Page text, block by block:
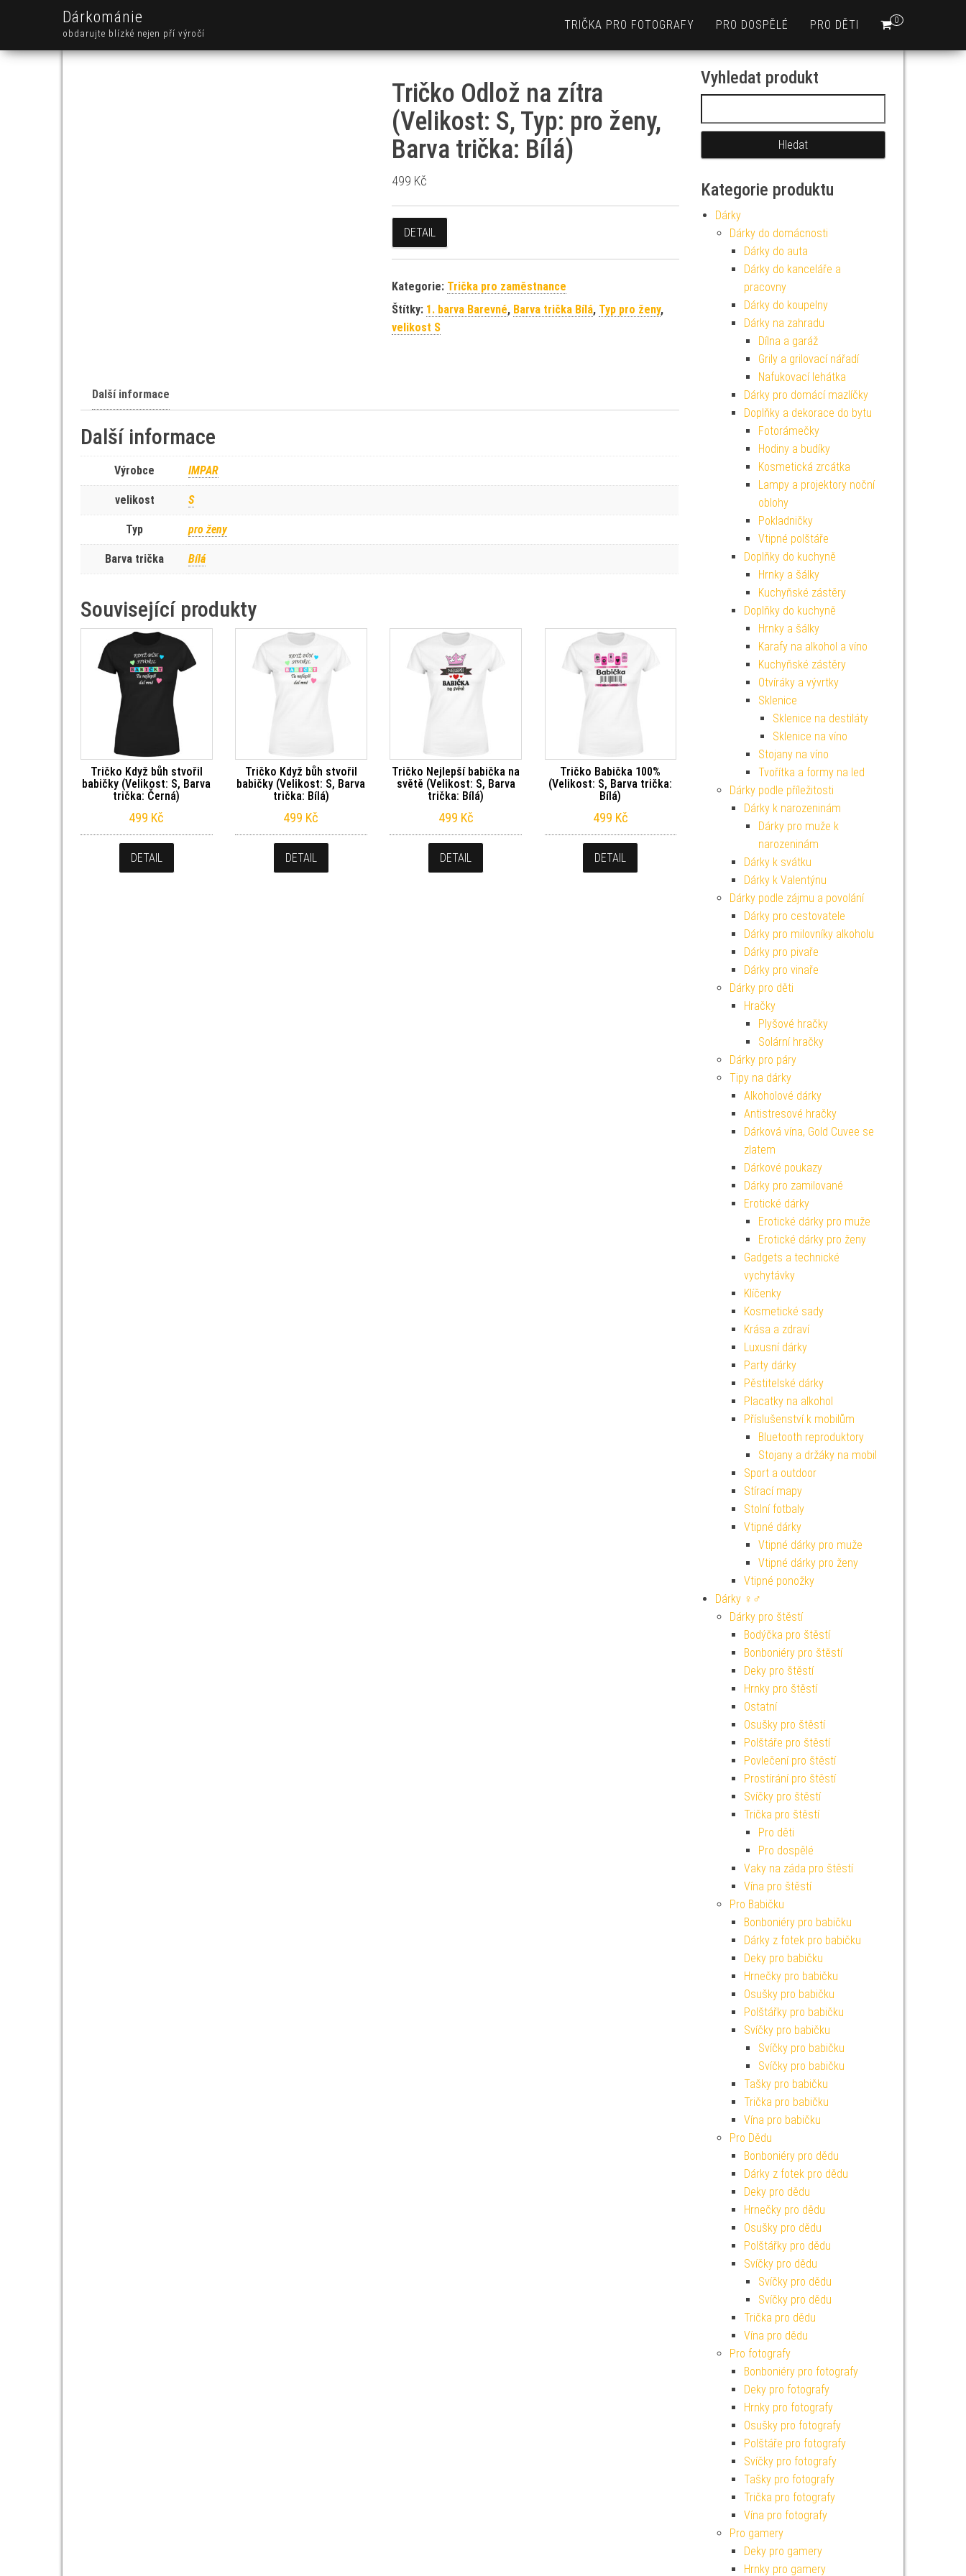
Dárkománie
obdarujte blízké nejen pří výročí
0
TRIČKA PRO FOTOGRAFY PRO DOSPĚLÉ PRO DĚTI
Tričko Odlož na zítra
(Velikost: S, Typ: pro ženy,
Barva trička: Bílá)
499 Kč
DETAIL
Kategorie: Trička pro zaměstnance
Štítky: 1. barva Barevné, Barva trička Bílá, Typ pro ženy,
velikost S
Další informace
Další informace
Výrobce IMPAR
velikost S
Typ pro ženy
Barva trička Bílá
Související produkty
Tričko Když bůh stvořil
babičky (Velikost: S, Barva
trička: Černá)
499 Kč
DETAIL
Tričko Když bůh stvořil
babičky (Velikost: S, Barva
trička: Bílá)
499 Kč
DETAIL
Tričko Nejlepší babička na
světě (Velikost: S, Barva
trička: Bílá)
499 Kč
DETAIL
Tričko Babička 100%
(Velikost: S, Barva trička:
Bílá)
499 Kč
DETAIL
Vyhledat produkt
Kategorie produktu
Dárky
Dárky do domácnosti
Dárky do auta
Dárky do kanceláře a
pracovny
Dárky do koupelny
Dárky na zahradu
Dílna a garáž
Grily a grilovací nářadí
Nafukovací lehátka
Dárky pro domácí mazlíčky
Doplňky a dekorace do bytu
Fotorámečky
Hodiny a budíky
Kosmetická zrcátka
Lampy a projektory noční
oblohy
Pokladničky
Vtipné polštáře
Doplňky do kuchyně
Hrnky a šálky
Kuchyňské zástěry
Doplňky do kuchyně
Hrnky a šálky
Karafy na alkohol a víno
Kuchyňské zástěry
Otvíráky a vývrtky
Sklenice
Sklenice na destiláty
Sklenice na víno
Stojany na víno
Tvořítka a formy na led
Dárky podle příležitosti
Dárky k narozeninám
Dárky pro muže k
narozeninám
Dárky k svátku
Dárky k Valentýnu
Dárky podle zájmu a povolání
Dárky pro cestovatele
Dárky pro milovníky alkoholu
Dárky pro pivaře
Dárky pro vinaře
Dárky pro děti
Hračky
Plyšové hračky
Solární hračky
Dárky pro páry
Tipy na dárky
Alkoholové dárky
Antistresové hračky
Dárková vína, Gold Cuvee se
zlatem
Dárkové poukazy
Dárky pro zamilované
Erotické dárky
Erotické dárky pro muže
Erotické dárky pro ženy
Gadgets a technické
vychytávky
Klíčenky
Kosmetické sady
Krása a zdraví
Luxusní dárky
Party dárky
Pěstitelské dárky
Placatky na alkohol
Příslušenství k mobilům
Bluetooth reproduktory
Stojany a držáky na mobil
Sport a outdoor
Stírací mapy
Stolní fotbaly
Vtipné dárky
Vtipné dárky pro muže
Vtipné dárky pro ženy
Vtipné ponožky
Dárky ♀♂
Dárky pro štěstí
Bodýčka pro štěstí
Bonboniéry pro štěstí
Deky pro štěstí
Hrnky pro štěstí
Ostatní
Osušky pro štěstí
Polštáře pro štěstí
Povlečení pro štěstí
Prostírání pro štěstí
Svíčky pro štěstí
Trička pro štěstí
Pro děti
Pro dospělé
Vaky na záda pro štěstí
Vína pro štěstí
Pro Babičku
Bonboniéry pro babičku
Dárky z fotek pro babičku
Deky pro babičku
Hrnečky pro babičku
Osušky pro babičku
Polštářky pro babičku
Svíčky pro babičku
Svíčky pro babičku
Svíčky pro babičku
Tašky pro babičku
Trička pro babičku
Vína pro babičku
Pro Dědu
Bonboniéry pro dědu
Dárky z fotek pro dědu
Deky pro dědu
Hrnečky pro dědu
Osušky pro dědu
Polštářky pro dědu
Svíčky pro dědu
Svíčky pro dědu
Svíčky pro dědu
Trička pro dědu
Vína pro dědu
Pro fotografy
Bonboniéry pro fotografy
Deky pro fotografy
Hrnky pro fotografy
Osušky pro fotografy
Polštáře pro fotografy
Svíčky pro fotografy
Tašky pro fotografy
Trička pro fotografy
Vína pro fotografy
Pro gamery
Deky pro gamery
Hrnky pro gamery